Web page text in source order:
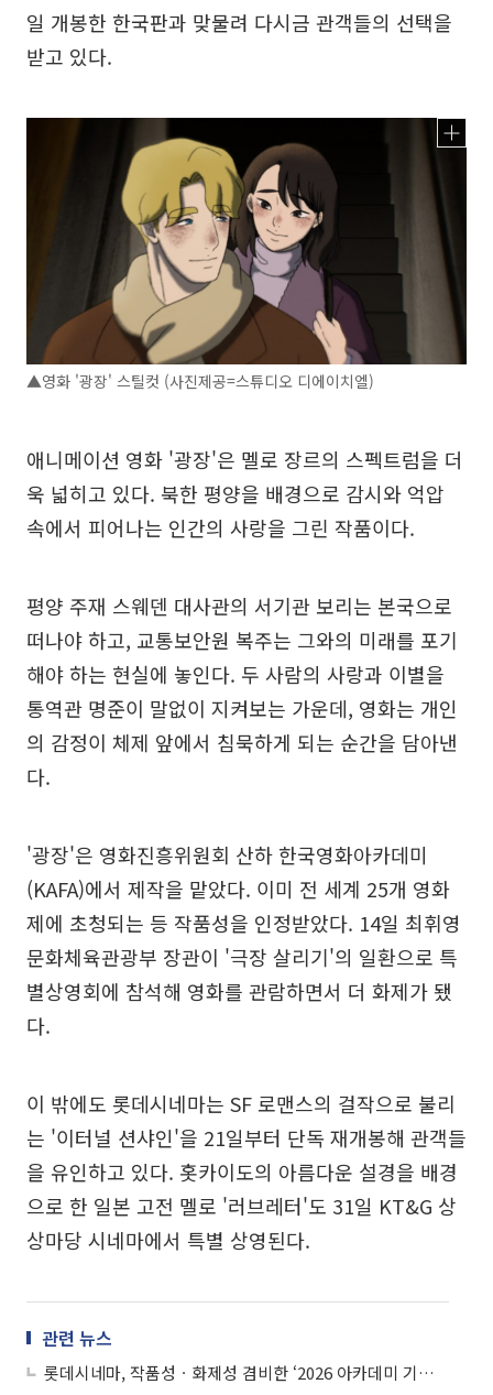
일 개봉한 한국판과 맞물려 다시금 관객들의 선택을
받고 있다.
▲영화 '광장' 스틸컷 (사진제공=스튜디오 디에이치엘)
애니메이션 영화 '광장'은 멜로 장르의 스펙트럼을 더
욱 넓히고 있다. 북한 평양을 배경으로 감시와 억압
속에서 피어나는 인간의 사랑을 그린 작품이다.
평양 주재 스웨덴 대사관의 서기관 보리는 본국으로
떠나야 하고, 교통보안원 복주는 그와의 미래를 포기
해야 하는 현실에 놓인다. 두 사람의 사랑과 이별을
통역관 명준이 말없이 지켜보는 가운데, 영화는 개인
의 감정이 체제 앞에서 침묵하게 되는 순간을 담아낸
다.
'광장'은 영화진흥위원회 산하 한국영화아카데미
(KAFA)에서 제작을 맡았다. 이미 전 세계 25개 영화
제에 초청되는 등 작품성을 인정받았다. 14일 최휘영
문화체육관광부 장관이 '극장 살리기'의 일환으로 특
별상영회에 참석해 영화를 관람하면서 더 화제가 됐
다.
이 밖에도 롯데시네마는 SF 로맨스의 걸작으로 불리
는 '이터널 션샤인'을 21일부터 단독 재개봉해 관객들
을 유인하고 있다. 홋카이도의 아름다운 설경을 배경
으로 한 일본 고전 멜로 '러브레터'도 31일 KT&G 상
상마당 시네마에서 특별 상영된다.
관련 뉴스
롯데시네마, 작품성ㆍ화제성 겸비한 ‘2026 아카데미 기획전’ 연다